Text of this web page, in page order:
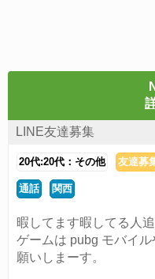
LINE友達募集
20代:20代：その他 友達募
通話 関西
暇してます暇してる人
ゲームは pubg モバイ
願いしまーす。